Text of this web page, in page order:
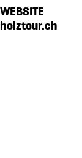
kampagne
workbook
WEBSITE
holztour.ch